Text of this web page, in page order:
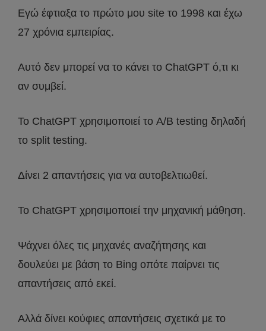
Εγώ έφτιαξα το πρώτο μου site το 1998 και έχω
27 χρόνια εμπειρίας.
Αυτό δεν μπορεί να το κάνει το ChatGPT ό,τι κι
αν συμβεί.
Το ChatGPT χρησιμοποιεί το A/B testing δηλαδή
το split testing.
Δίνει 2 απαντήσεις για να αυτοβελτιωθεί.
Το ChatGPT χρησιμοποιεί την μηχανική μάθηση.
Ψάχνει όλες τις μηχανές αναζήτησης και
δουλεύει με βάση το Bing οπότε παίρνει τις
απαντήσεις από εκεί.
Αλλά δίνει κούφιες απαντήσεις σχετικά με το